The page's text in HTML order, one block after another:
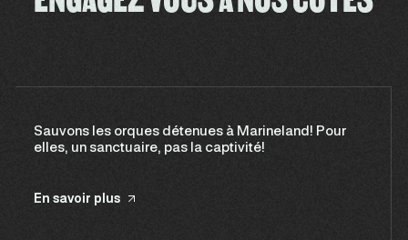
Sauvons les orques détenues à Marineland! Pour
elles, un sanctuaire, pas la captivité!
En savoir plus